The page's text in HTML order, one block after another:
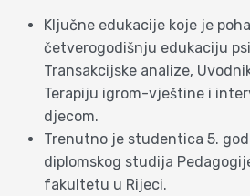
Ključne edukacije koje je
četverogodišnju edukaciju
Transakcijske analize,
Terapiju igrom-vještine i
djecom.
Trenutno je studentica 5.
diplomskog studija
fakultetu u Rijeci.